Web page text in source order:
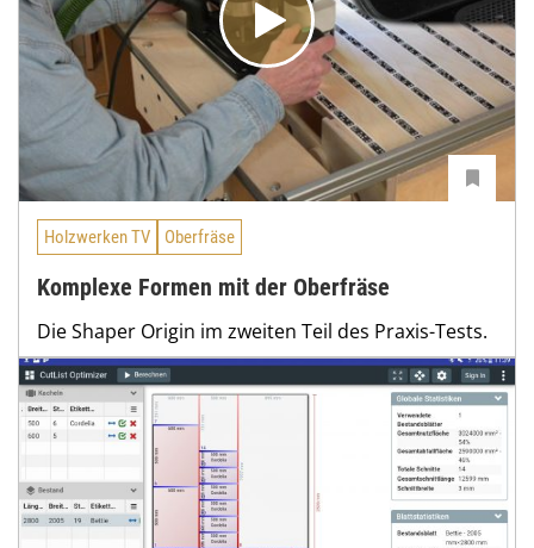
Holzwerken TV Oberfräse
Komplexe Formen mit der Oberfräse
Die Shaper Origin im zweiten Teil des Praxis-Tests.